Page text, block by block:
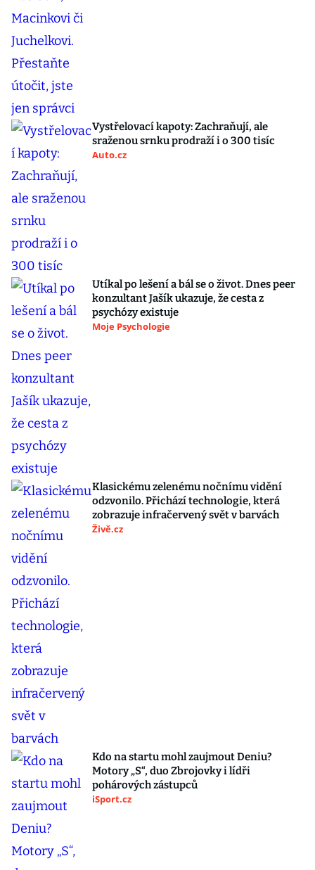
Vystřelovací kapoty: Zachraňují, ale
sraženou srnku prodraží i o 300 tisíc
Auto.cz
Utíkal po lešení a bál se o život. Dnes peer
konzultant Jašík ukazuje, že cesta z
psychózy existuje
Moje Psychologie
Klasickému zelenému nočnímu vidění
odzvonilo. Přichází technologie, která
zobrazuje infračervený svět v barvách
Živě.cz
Kdo na startu mohl zaujmout Deniu?
Motory „S“, duo Zbrojovky i lídři
pohárových zástupců
iSport.cz